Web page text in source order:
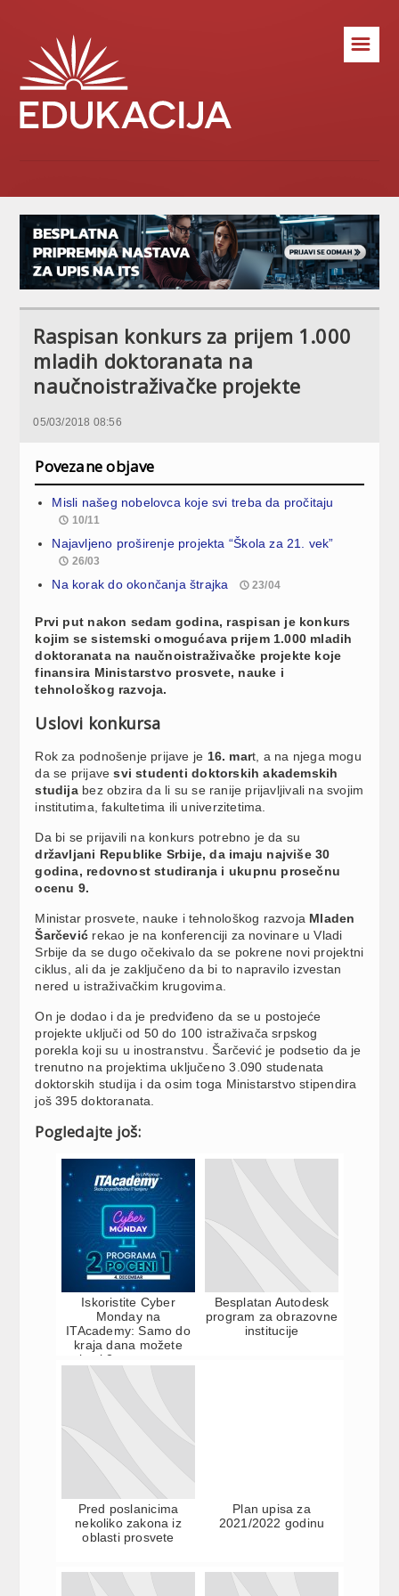
☰
Raspisan konkurs za prijem 1.000
mladih doktoranata na
naučnoistraživačke projekte
05/03/2018 08:56
Povezane objave
Misli našeg nobelovca koje svi treba da pročitaju
10/11
Najavljeno proširenje projekta “Škola za 21. vek”
26/03
Na korak do okončanja štrajka 23/04
Prvi put nakon sedam godina, raspisan je konkurs
kojim se sistemski omogućava prijem 1.000 mladih
doktoranata na naučnoistraživačke projekte koje
finansira Ministarstvo prosvete, nauke i
tehnološkog razvoja.
Uslovi konkursa
Rok za podnošenje prijave je 16. mart, a na njega mogu
da se prijavesvi studenti doktorskih akademskih
studijabez obzira da li su se ranije prijavljivali na svojim
institutima, fakultetima ili univerzitetima.
Da bi se prijavili na konkurs potrebno je da su
državljani Republike Srbije, da imaju najviše 30
godina, redovnost studiranja i ukupnu prosečnu
ocenu 9.
Ministar prosvete, nauke i tehnološkog razvoja Mladen
Šarčević rekao je na konferenciji za novinare u Vladi
Srbije da se dugo očekivalo da se pokrene novi projektni
ciklus, ali da je zaključeno da bi to napravilo izvestan
nered u istraživačkim krugovima.
On je dodao i da je predviđeno da se u postojeće
projekte uključi od 50 do 100 istraživača srpskog
porekla koji su u inostranstvu. Šarčević je podsetio da je
trenutno na projektima uključeno 3.090 studenata
doktorskih studija i da osim toga Ministarstvo stipendira
još 395 doktoranata.
Pogledajte još:
Iskoristite Cyber
Monday na
ITAcademy: Samo do
kraja dana možete
upisati 2 programa po
ceni 1
Besplatan Autodesk
program za obrazovne
institucije
Pred poslanicima
nekoliko zakona iz
oblasti prosvete
Plan upisa za
2021/2022 godinu